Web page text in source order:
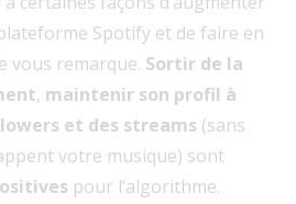
Spotify et de faire en
vous remarque. Sortir de la
, maintenir son profil à
et des streams (sans
votre musique) sont
pour l’algorithme.